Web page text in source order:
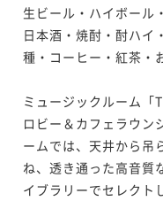
生ビール・ハイボール
日本酒・焼酎・酎ハイ
種・コーヒー・紅茶・
ミュージックルーム「
ロビー＆カフェラウン
ームでは、天井から吊
ね、透き通った高音質
イブラリーでセレクト